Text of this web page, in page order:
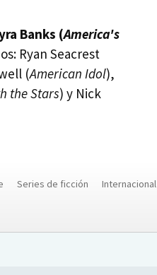
Banks (America's
Ryan Seacrest
(American Idol),
the Stars) y Nick
Series de ficción Internacional